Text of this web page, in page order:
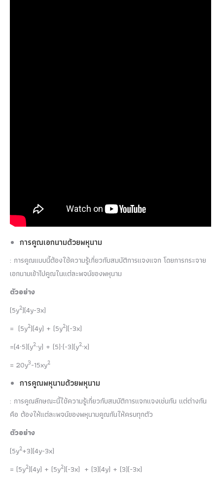
การคูณเอกนามด้วยพหุนาม
: การคูณแบบนี้ต้องใช้ความรู้เกี่ยวกับสมบัติการแจงแจก โดยการกระจาย
เอกนามเข้าไปคูณในแต่ละพจน์ของพหุนาม
ตัวอย่าง
(5y2)(4y-3x)
= (5y2)(4y) + (5y2)(-3x)
=(4∙5)(y2∙y) + (5)∙(-3)(y2∙x)
= 20y3-15xy2
การคูณพหุนามด้วยพหุนาม
: การคูณลักษณะนี้ใช้ความรู้เกี่ยวกับสมบัติการแจกแจงเช่นกัน แต่ต่างกัน
คือ ต้องให้แต่ละพจน์ของพหุนามคูณกันให้ครบทุกตัว
ตัวอย่าง
(5y2+3)(4y-3x)
= (5y2)(4y) + (5y2)(-3x) + (3)(4y) + (3)(-3x)